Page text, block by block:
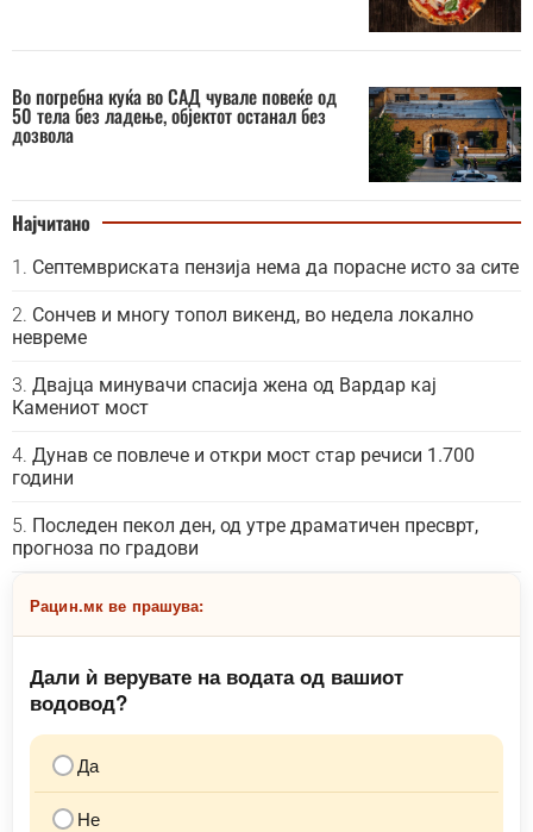
Во погребна куќа во САД чувале повеќе од
50 тела без ладење, објектот останал без
дозвола
Најчитано
Септемвриската пензија нема да порасне исто за сите
Сончев и многу топол викенд, во недела локално
невреме
Двајца минувачи спасија жена од Вардар кај
Камениот мост
Дунав се повлече и откри мост стар речиси 1.700
години
Последен пекол ден, од утре драматичен пресврт,
прогноза по градови
Рацин.мк ве прашува:
Дали ѝ верувате на водата од вашиот
водовод?
Да
Не